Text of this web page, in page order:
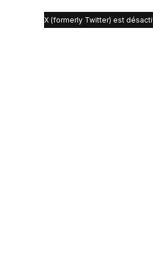
X (formerly Twitter) est